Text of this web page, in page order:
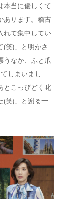
本当に優しくて
あります。稽古
れて集中してい
(笑)」と明かさ
うなか、ふと爪
しまいまし
とこっぴどく叱
(笑)」と謝る一